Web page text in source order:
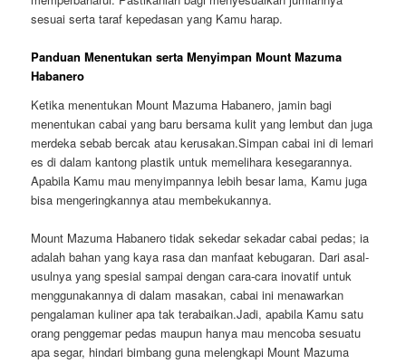
sesuai serta taraf kepedasan yang Kamu harap.
Panduan Menentukan serta Menyimpan Mount Mazuma
Habanero
Ketika menentukan Mount Mazuma Habanero, jamin bagi
menentukan cabai yang baru bersama kulit yang lembut dan juga
merdeka sebab bercak atau kerusakan.Simpan cabai ini di lemari
es di dalam kantong plastik untuk memelihara kesegarannya.
Apabila Kamu mau menyimpannya lebih besar lama, Kamu juga
bisa mengeringkannya atau membekukannya.
Mount Mazuma Habanero tidak sekedar sekadar cabai pedas; ia
adalah bahan yang kaya rasa dan manfaat kebugaran. Dari asal-
usulnya yang spesial sampai dengan cara-cara inovatif untuk
menggunakannya di dalam masakan, cabai ini menawarkan
pengalaman kuliner apa tak terabaikan.Jadi, apabila Kamu satu
orang penggemar pedas maupun hanya mau mencoba sesuatu
apa segar, hindari bimbang guna melengkapi Mount Mazuma